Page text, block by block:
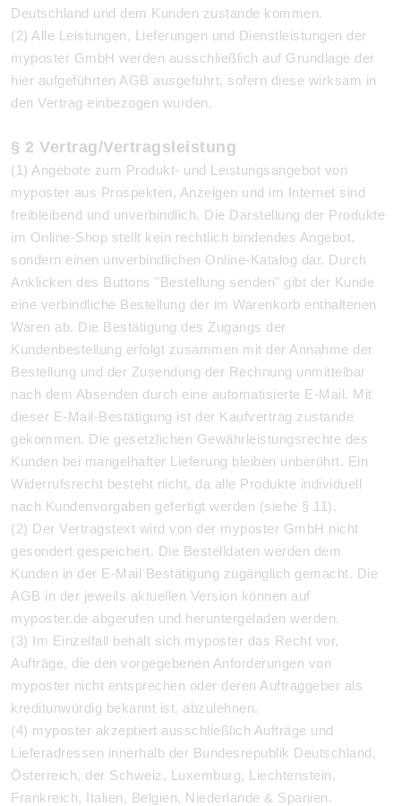
Deutschland und dem Kunden zustande kommen.
(2) Alle Leistungen, Lieferungen und Dienstleistungen der
myposter GmbH werden ausschließlich auf Grundlage der
hier aufgeführten AGB ausgeführt, sofern diese wirksam in
den Vertrag einbezogen wurden.
§ 2 Vertrag/Vertragsleistung
(1) Angebote zum Produkt- und Leistungsangebot von
myposter aus Prospekten, Anzeigen und im Internet sind
freibleibend und unverbindlich. Die Darstellung der Produkte
im Online-Shop stellt kein rechtlich bindendes Angebot,
sondern einen unverbindlichen Online-Katalog dar. Durch
Anklicken des Buttons "Bestellung senden" gibt der Kunde
eine verbindliche Bestellung der im Warenkorb enthaltenen
Waren ab. Die Bestätigung des Zugangs der
Kundenbestellung erfolgt zusammen mit der Annahme der
Bestellung und der Zusendung der Rechnung unmittelbar
nach dem Absenden durch eine automatisierte E-Mail. Mit
dieser E-Mail-Bestätigung ist der Kaufvertrag zustande
gekommen. Die gesetzlichen Gewährleistungsrechte des
Kunden bei mangelhafter Lieferung bleiben unberührt. Ein
Widerrufsrecht besteht nicht, da alle Produkte individuell
nach Kundenvorgaben gefertigt werden (siehe § 11).
(2) Der Vertragstext wird von der myposter GmbH nicht
gesondert gespeichert. Die Bestelldaten werden dem
Kunden in der E-Mail Bestätigung zugänglich gemacht. Die
AGB in der jeweils aktuellen Version können auf
myposter.de abgerufen und heruntergeladen werden.
(3) Im Einzelfall behält sich myposter das Recht vor,
Aufträge, die den vorgegebenen Anforderungen von
myposter nicht entsprechen oder deren Auftraggeber als
kreditunwürdig bekannt ist, abzulehnen.
(4) myposter akzeptiert ausschließlich Aufträge und
Lieferadressen innerhalb der Bundesrepublik Deutschland,
Österreich, der Schweiz, Luxemburg, Liechtenstein,
Frankreich, Italien, Belgien, Niederlande & Spanien.